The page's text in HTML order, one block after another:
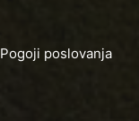
Pogoji poslovanja